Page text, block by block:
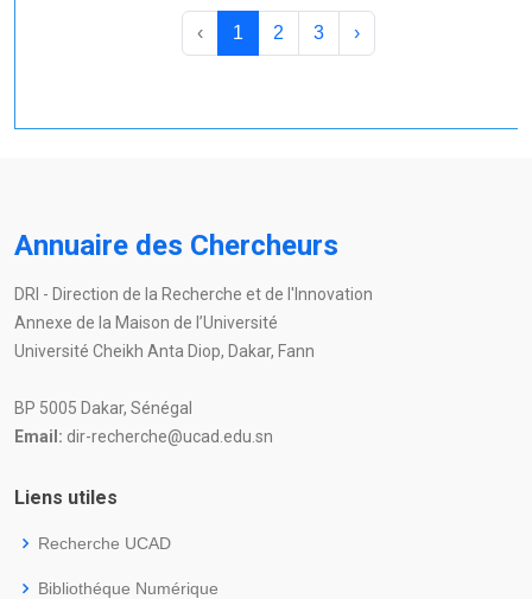
‹ 1 2 3 ›
Annuaire des Chercheurs
DRI - Direction de la Recherche et de l'Innovation
Annexe de la Maison de l’Université
Université Cheikh Anta Diop, Dakar, Fann
BP 5005 Dakar, Sénégal
Email: dir-recherche@ucad.edu.sn
Liens utiles
Recherche UCAD
Bibliothéque Numérique